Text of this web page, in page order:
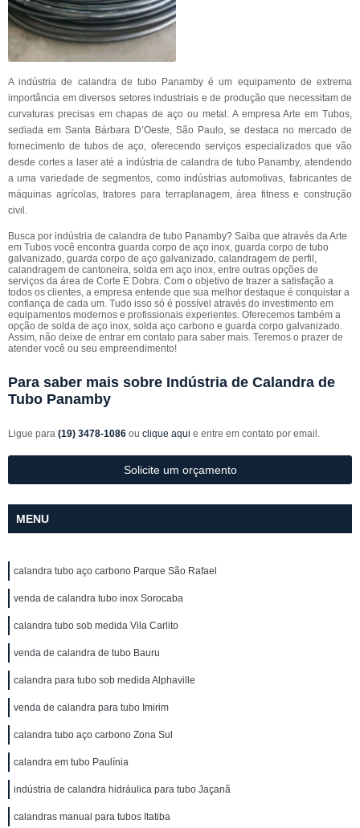
A indústria de calandra de tubo Panamby é um equipamento de extrema
importância em diversos setores industriais e de produção que necessitam de
curvaturas precisas em chapas de aço ou metal. A empresa Arte em Tubos,
sediada em Santa Bárbara D’Oeste, São Paulo, se destaca no mercado de
fornecimento de tubos de aço, oferecendo serviços especializados que vão
desde cortes a laser até a indústria de calandra de tubo Panamby, atendendo
a uma variedade de segmentos, como indústrias automotivas, fabricantes de
máquinas agrícolas, tratores para terraplanagem, área fitness e construção
civil.
Busca por indústria de calandra de tubo Panamby? Saiba que através da Arte
em Tubos você encontra guarda corpo de aço inox, guarda corpo de tubo
galvanizado, guarda corpo de aço galvanizado, calandragem de perfil,
calandragem de cantoneira, solda em aço inox, entre outras opções de
serviços da área de Corte E Dobra. Com o objetivo de trazer a satisfação a
todos os clientes, a empresa entende que sua melhor destaque é conquistar a
confiança de cada um. Tudo isso só é possível através do investimento em
equipamentos modernos e profissionais experientes. Oferecemos também a
opção de solda de aço inox, solda aço carbono e guarda corpo galvanizado.
Assim, não deixe de entrar em contato para saber mais. Teremos o prazer de
atender você ou seu empreendimento!
Para saber mais sobre Indústria de Calandra de
Tubo Panamby
Ligue para (19) 3478-1086 ou clique aqui e entre em contato por email.
Solicite um orçamento
MENU
calandra tubo aço carbono Parque São Rafael
venda de calandra tubo inox Sorocaba
calandra tubo sob medida Vila Carlito
venda de calandra de tubo Bauru
calandra para tubo sob medida Alphaville
venda de calandra para tubo Imirim
calandra tubo aço carbono Zona Sul
calandra em tubo Paulínia
indústria de calandra hidráulica para tubo Jaçanã
calandras manual para tubos Itatiba